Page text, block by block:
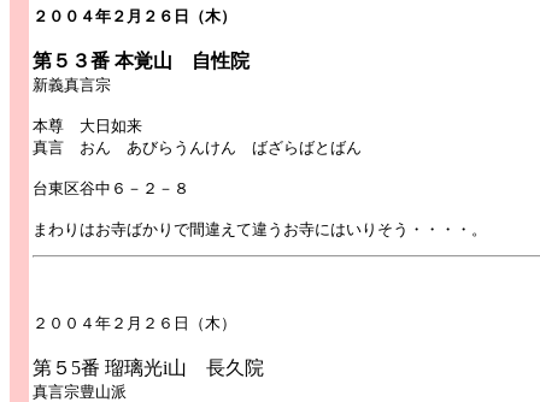
２００４年２月２６日（木）
第５３番 本覚山 自性院
新義真言宗
本尊 大日如来
真言 おん あびらうんけん ばざらばとばん
台東区谷中６－２－８
まわりはお寺ばかりで間違えて違うお寺にはいりそう・・・・。
２００４年２月２６日（木）
第５5番 瑠璃光i山 長久院
真言宗豊山派